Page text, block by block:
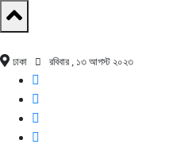
ঢাকা রবিবার , ১৩ আগস্ট ২০২৩